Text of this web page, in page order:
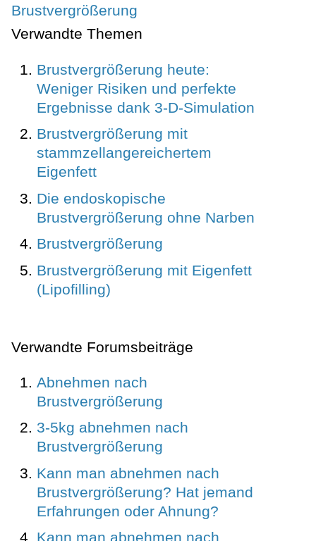
Brustvergrößerung
Verwandte Themen
Brustvergrößerung heute:
Weniger Risiken und perfekte
Ergebnisse dank 3-D-Simulation
Brustvergrößerung mit
stammzellangereichertem
Eigenfett
Die endoskopische
Brustvergrößerung ohne Narben
Brustvergrößerung
Brustvergrößerung mit Eigenfett
(Lipofilling)
Verwandte Forumsbeiträge
Abnehmen nach
Brustvergrößerung
3-5kg abnehmen nach
Brustvergrößerung
Kann man abnehmen nach
Brustvergrößerung? Hat jemand
Erfahrungen oder Ahnung?
Kann man abnehmen nach